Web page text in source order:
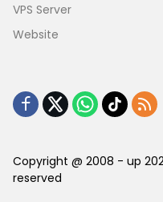
VPS Server
Website
Copyright @ 2008 - up
reserved